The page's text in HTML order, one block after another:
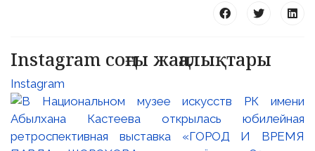
Instagram соңғы жаңалықтары
Instagram